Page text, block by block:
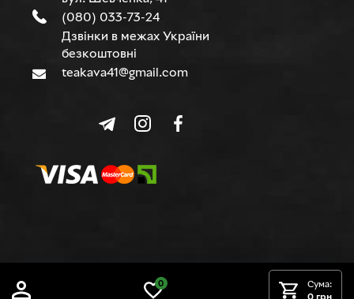
0
Сума:
0 грн
(080) 033-73-24
Дзвінки в межах України
безкоштовні
teakava41@gmail.com
© TEAKAVA, 2015-2026 р.